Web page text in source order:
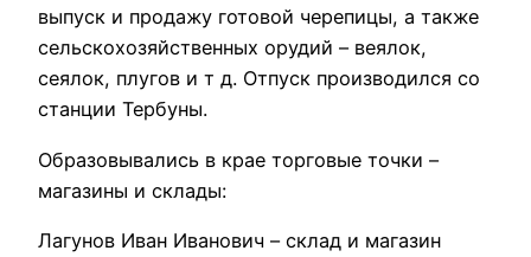
выпуск и продажу готовой черепицы, а также
сельскохозяйственных орудий – веялок,
сеялок, плугов и т д. Отпуск производился со
станции Тербуны.
Образовывались в крае торговые точки –
магазины и склады:
Лагунов Иван Иванович – склад и магазин